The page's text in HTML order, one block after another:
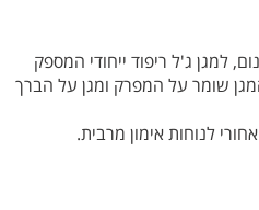
למגן ג'ל ריפוד ייחודי המספק
שומר על המפרק ומגן על הברך
לנוחות אימון מרבית.